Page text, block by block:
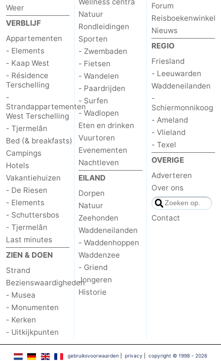
Weer
VERBLIJF
Appartementen
- Elements
- Kaap West
- Résidence
Terschelling
-
Strandappartementen
West Terschelling
- Tjermelân
Bed (& breakfasts)
Campings
Hotels
Vakantiehuizen
- De Riesen
- Elements
- Schuttersbos
- Tjermelân
Last minutes
ZIEN & DOEN
Strand
Bezienswaardigheden
- Musea
- Monumenten
- Kerken
- Uitkijkpunten
Wellness centra
Natuur
Rondleidingen
Sporten
- Zwembaden
- Fietsen
- Wandelen
- Paardrijden
- Surfen
- Wadlopen
Eten en drinken
Vuurtoren
Evenementen
Nachtleven
EILAND
Dorpen
Natuur
Zeehonden
Waddeneilanden
- Waddenhoppen
Waddenzee
- Griend
Jongeren
Historie
Forum
Reisboekenwinkel
Nieuws
REGIO
Friesland
- Leeuwarden
Waddeneilanden
-
Schiermonnikoog
- Ameland
- Vlieland
- Texel
OVERIGE
Adverteren
Over ons
Contact
gebruiksvoorwaarden privacy copyright © 1998 - 2026